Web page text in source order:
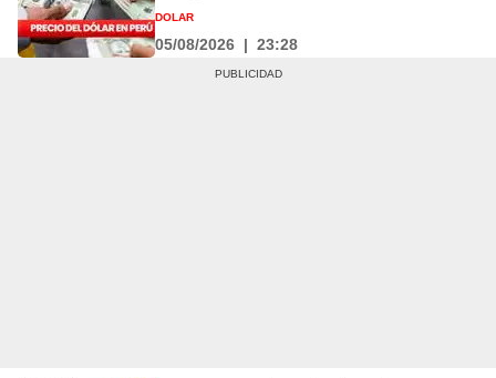
DOLAR
05/08/2026 | 23:28